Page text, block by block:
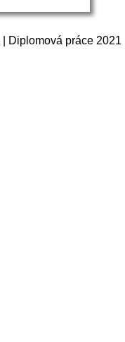
| Diplomová práce 2021